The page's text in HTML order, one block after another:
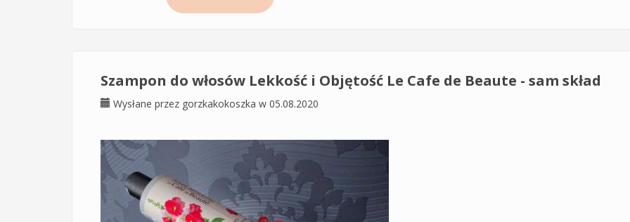
Szampon do włosów Lekkość i Objętość Le Cafe de Beaute - sam skład
Wysłane przez gorzkakokoszka w 05.08.2020